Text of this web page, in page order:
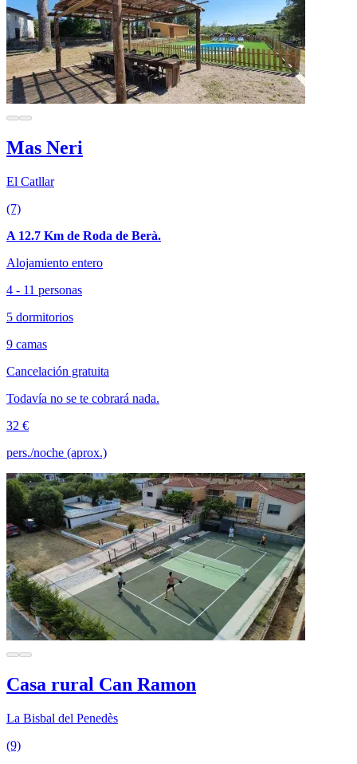
Mas Neri
El Catllar
(7)
A 12.7 Km de Roda de Berà.
Alojamiento entero
4 - 11 personas
5 dormitorios
9 camas
Cancelación gratuita
Todavía no se te cobrará nada.
32 €
pers./noche (aprox.)
Casa rural Can Ramon
La Bisbal del Penedès
(9)